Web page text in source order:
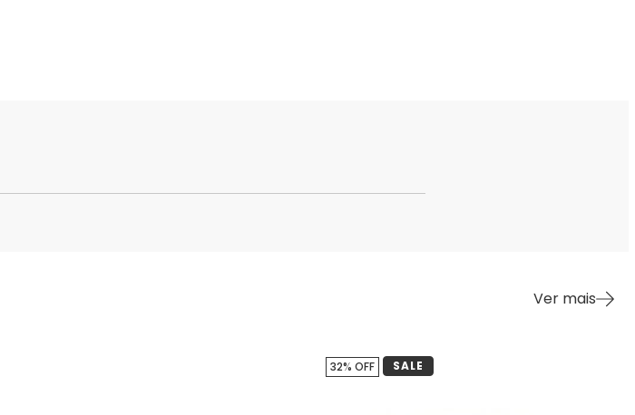
Ver mais
32% OFF SALE